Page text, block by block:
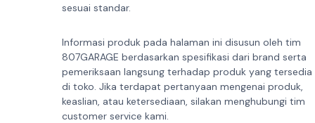
sesuai standar.
Informasi produk pada halaman ini disusun oleh tim
807GARAGE berdasarkan spesifikasi dari brand serta
pemeriksaan langsung terhadap produk yang tersedia
di toko. Jika terdapat pertanyaan mengenai produk,
keaslian, atau ketersediaan, silakan menghubungi tim
customer service kami.